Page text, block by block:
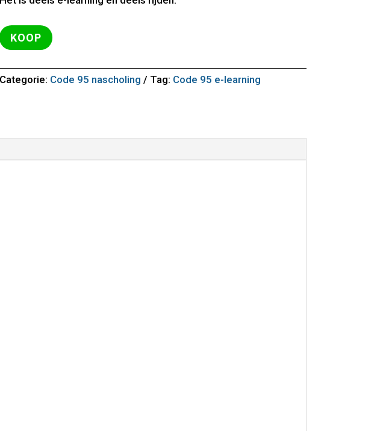
KOOP
Categorie: Code 95 nascholing Tag: Code 95 e-learning